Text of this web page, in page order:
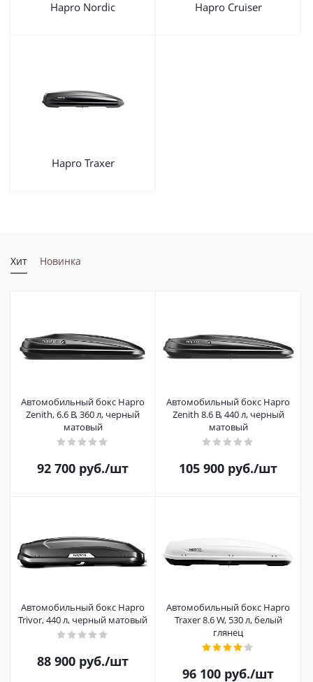
Hapro Nordic Hapro Cruiser
Hapro Traxer
Хит Новинка
Автомобильный бокс Hapro
Zenith, 6.6 B, 360 л, черный
матовый
92 700 руб./шт
Автомобильный бокс Hapro
Zenith 8.6 B, 440 л, черный
матовый
105 900 руб./шт
Автомобильный бокс Hapro
Trivor, 440 л, черный матовый
88 900 руб./шт
Автомобильный бокс Hapro
Traxer 8.6 W, 530 л, белый
глянец
96 100 руб./шт